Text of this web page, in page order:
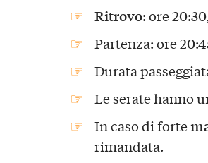
Ritrovo: ore
Partenza: ore
Durata
Le serate hanno
In caso di forte
rimandata.